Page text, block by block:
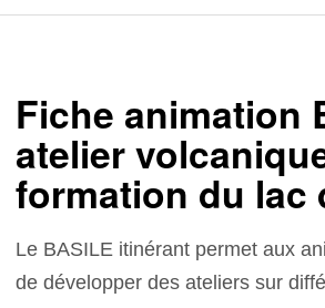
Fiche animation
atelier
formation du lac
Le BASILE itinérant permet aux
de développer des ateliers sur